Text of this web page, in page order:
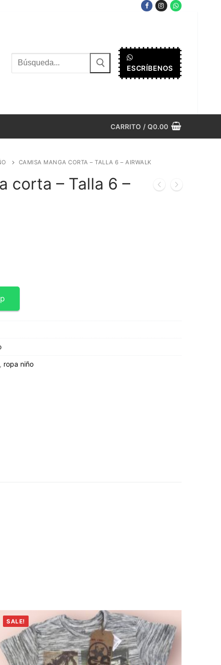
Buscar
por:
ESCRÍBENOS
CARRITO / Q0.00
CAMISA MANGA CORTA – TALLA 6 – AIRWALK
corta – Talla 6 –
, ropa niño
SALE!